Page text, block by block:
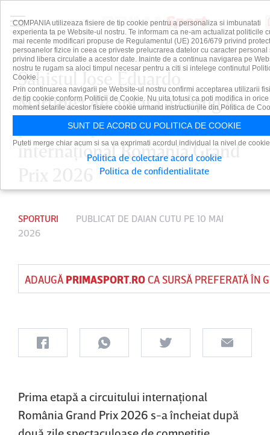
Şahistul Jose Eduardo
Martinez Alcantara a câştigat
prima etapă a circuitului
internaţional România Grand
SPORTURI PUBLICAT DE DAIAN CUTU PE 10 MAI
2026
ADAUGĂ PRIMASPORT.ROCA SURSĂ PREFERATĂ ÎN
Prima etapă a circuitului internaţional
România Grand Prix 2026 s-a încheiat după
COMPANIA utilizeaza fisiere de tip cookie pentru a personaliza si imbunatati
experienta ta pe Website-ul nostru. Te informam ca ne-am actualizat politicile
mai recente modificari propuse de Regulamentul (UE) 2016/679 privind
persoanelor fizice in ceea ce priveste prelucrarea datelor cu caracter personal
privind libera circulatie a acestor date. Inainte de a continua navigarea pe
nostru te rugam sa aloci timpul necesar pentru a citi si intelege continutul
Cookie.
Prin continuarea navigarii pe Website-ul nostru confirmi acceptarea utilizarii
de tip cookie conform Politicii de Cookie. Nu uita totusi ca poti modifica in orice
moment setarile acestor fisiere cookie urmand instructiunile din Politica de
SUNT DE ACORD CU POLITICA DE COOKIE
Puteti merge chiar acum si sa va exprimati acordul individual la nivel de
Politica de colectare acord cookie
Politica de confidentialitate